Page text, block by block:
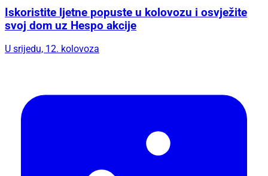
Iskoristite ljetne popuste u kolovozu i osvježite
svoj dom uz Hespo akcije
U srijedu, 12. kolovoza